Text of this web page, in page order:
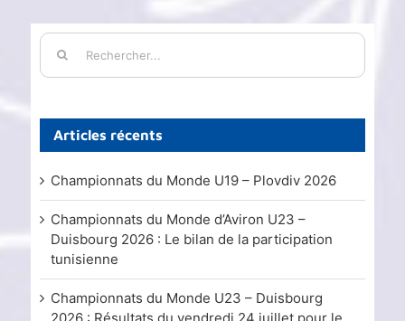
Rechercher:
Articles récents
Championnats du Monde U19 – Plovdiv 2026
Championnats du Monde d’Aviron U23 –
Duisbourg 2026 : Le bilan de la participation
tunisienne
Championnats du Monde U23 – Duisbourg